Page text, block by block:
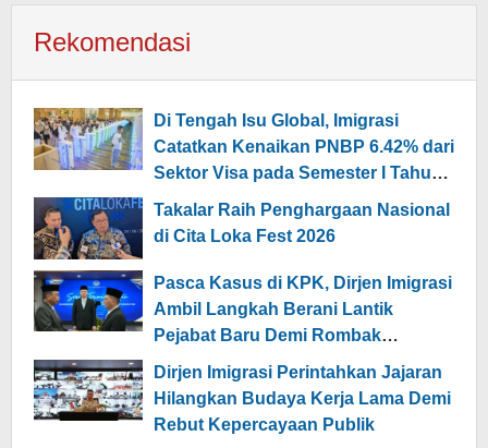
Rekomendasi
Di Tengah Isu Global, Imigrasi
Catatkan Kenaikan PNBP 6.42% dari
Sektor Visa pada Semester I Tahun
2026
Takalar Raih Penghargaan Nasional
di Cita Loka Fest 2026
Pasca Kasus di KPK, Dirjen Imigrasi
Ambil Langkah Berani Lantik
Pejabat Baru Demi Rombak
Layanan Publik
Dirjen Imigrasi Perintahkan Jajaran
Hilangkan Budaya Kerja Lama Demi
Rebut Kepercayaan Publik